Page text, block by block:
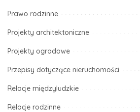
Prawo rodzinne
Projekty architektoniczne
Projekty ogrodowe
Przepisy dotyczące nieruchomości
Relacje międzyludzkie
Relacje rodzinne